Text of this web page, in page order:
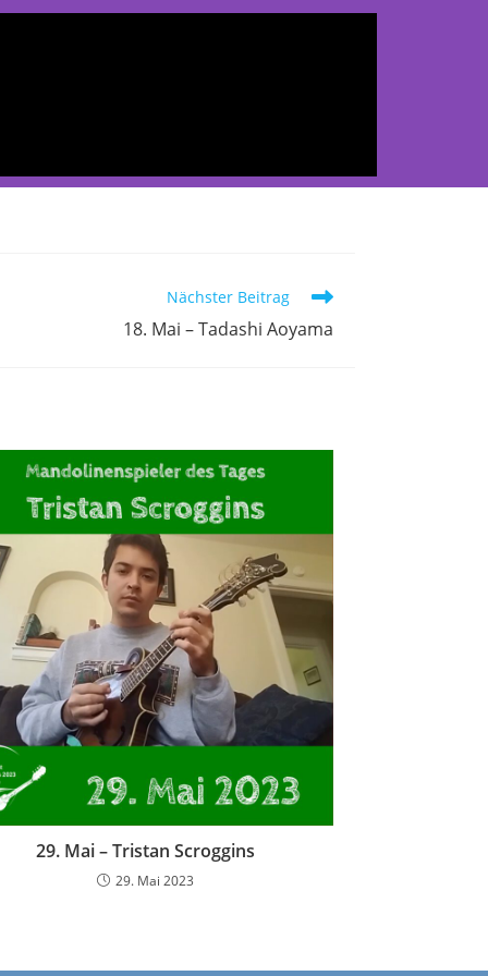
Nächster Beitrag
18. Mai – Tadashi Aoyama
29. Mai – Tristan Scroggins
29. Mai 2023